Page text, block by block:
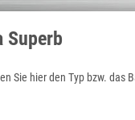
Superb
Sie hier den Typ bzw. das